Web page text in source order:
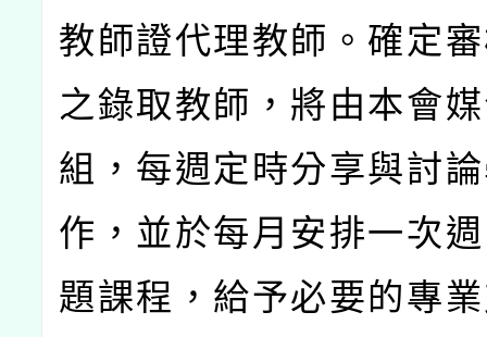
教師證代理教師。確定
之錄取教師，將由本會
組，每週定時分享與討
作，並於每月安排一次
題課程，給予必要的專